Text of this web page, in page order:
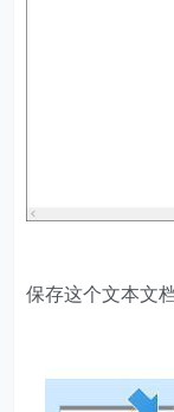
保存这个文本文